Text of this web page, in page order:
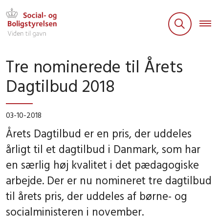
Tre nominerede til Årets
Dagtilbud 2018
03-10-2018
Årets Dagtilbud er en pris, der uddeles
årligt til et dagtilbud i Danmark, som har
en særlig høj kvalitet i det pædagogiske
arbejde. Der er nu nomineret tre dagtilbud
til årets pris, der uddeles af børne- og
socialministeren i november.